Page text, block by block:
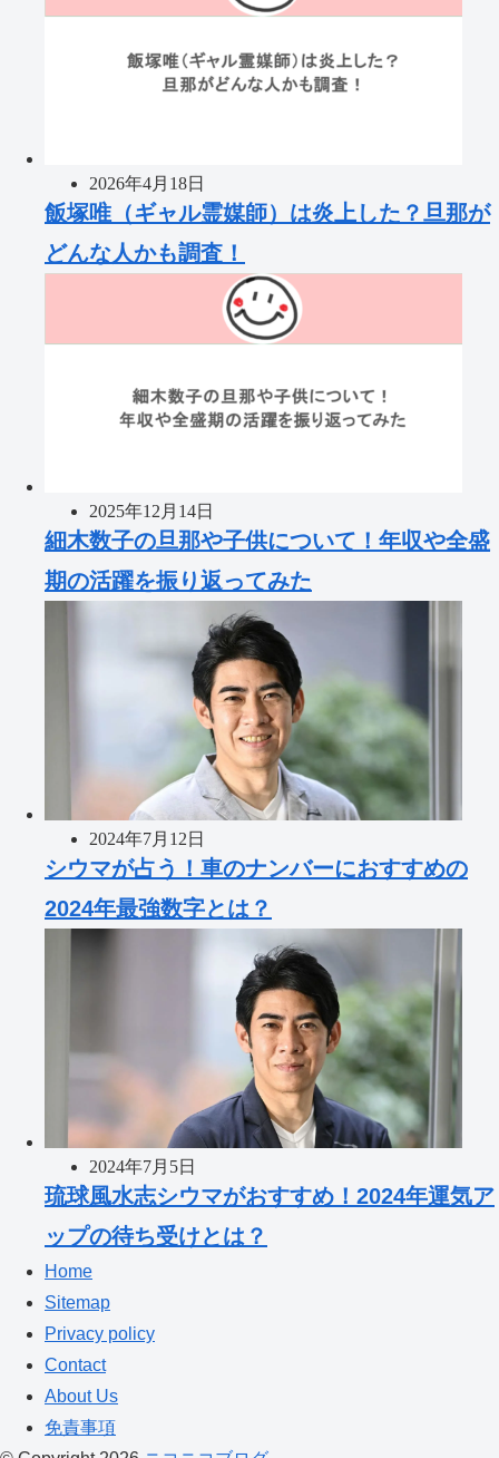
2026年4月18日
飯塚唯（ギャル霊媒師）は炎上した？旦那が
どんな人かも調査！
2025年12月14日
細木数子の旦那や子供について！年収や全盛
期の活躍を振り返ってみた
2024年7月12日
シウマが占う！車のナンバーにおすすめの
2024年最強数字とは？
2024年7月5日
琉球風水志シウマがおすすめ！2024年運気ア
ップの待ち受けとは？
Home
Sitemap
Privacy policy
Contact
About Us
免責事項